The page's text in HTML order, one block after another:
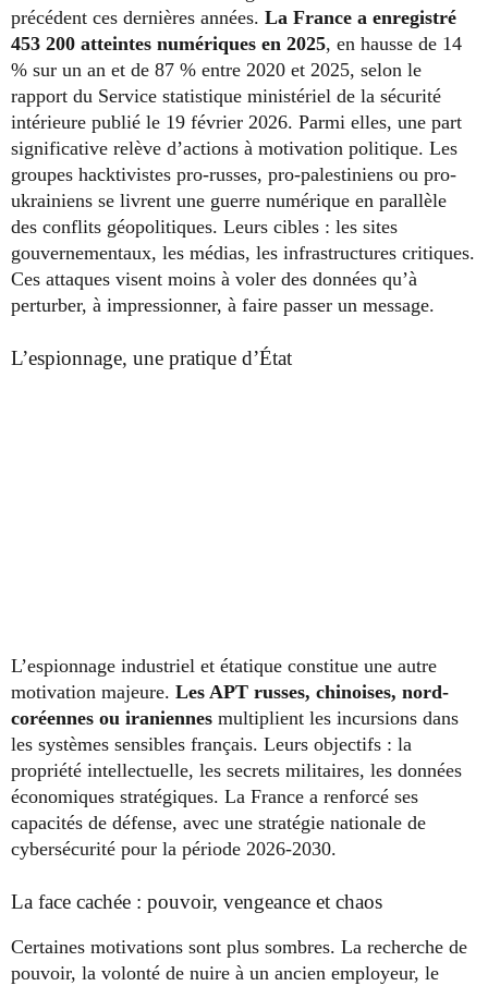
précédent ces dernières années. La France a enregistré
453 200 atteintes numériques en 2025, en hausse de 14
% sur un an et de 87 % entre 2020 et 2025, selon le
rapport du Service statistique ministériel de la sécurité
intérieure publié le 19 février 2026. Parmi elles, une part
significative relève d’actions à motivation politique. Les
groupes hacktivistes pro-russes, pro-palestiniens ou pro-
ukrainiens se livrent une guerre numérique en parallèle
des conflits géopolitiques. Leurs cibles : les sites
gouvernementaux, les médias, les infrastructures critiques.
Ces attaques visent moins à voler des données qu’à
perturber, à impressionner, à faire passer un message.
L’espionnage, une pratique d’État
L’espionnage industriel et étatique constitue une autre
motivation majeure. Les APT russes, chinoises, nord-
coréennes ou iraniennes multiplient les incursions dans
les systèmes sensibles français. Leurs objectifs : la
propriété intellectuelle, les secrets militaires, les données
économiques stratégiques. La France a renforcé ses
capacités de défense, avec une stratégie nationale de
cybersécurité pour la période 2026-2030.
La face cachée : pouvoir, vengeance et chaos
Certaines motivations sont plus sombres. La recherche de
pouvoir, la volonté de nuire à un ancien employeur, le